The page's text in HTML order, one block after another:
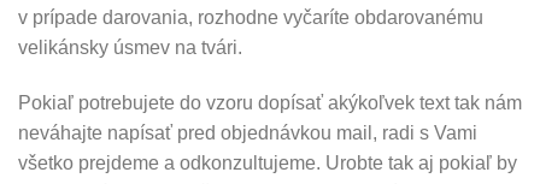
v prípade darovania, rozhodne vyčaríte obdarovanému
velikánsky úsmev na tvári.
Pokiaľ potrebujete do vzoru dopísať akýkoľvek text tak nám
neváhajte napísať pred objednávkou mail, radi s Vami
všetko prejdeme a odkonzultujeme. Urobte tak aj pokiaľ by